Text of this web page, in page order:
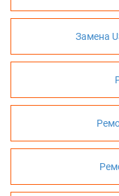
Замена